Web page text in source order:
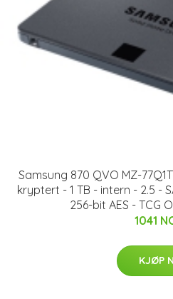
Samsung 870 QVO MZ-
kryptert - 1 TB - intern - 2.5 -
256-bit AES - TCG
1041
KJØP